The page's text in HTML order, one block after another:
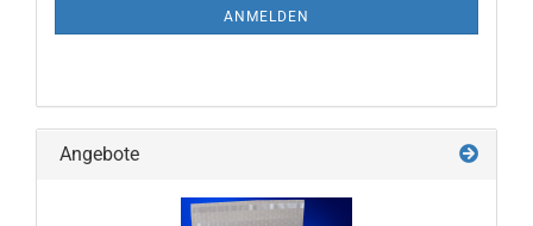
ANMELDEN
Angebote